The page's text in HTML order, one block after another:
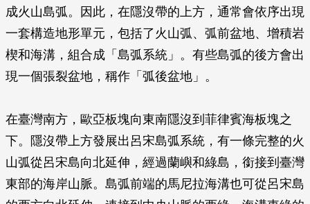
成火山島弧。因此，在隱沒帶的上方，通常會依序出現
一套構造地形單元，包括了火山弧、弧前盆地、增積岩
楔和海溝，組合成「島弧系統」。有些島弧的後方會出
現一個張裂盆地，稱作「弧後盆地」。
在臺灣南方，歐亞板塊向東南隱沒到菲律賓海板塊之
下。隱沒帶上方發展出呂宋島弧系統，有一條完整的火
山弧從呂宋島向北延伸，經過蘭嶼和綠島，銜接到臺灣
東部的海岸山脈。島弧前端的馬尼拉海溝也可從呂宋島